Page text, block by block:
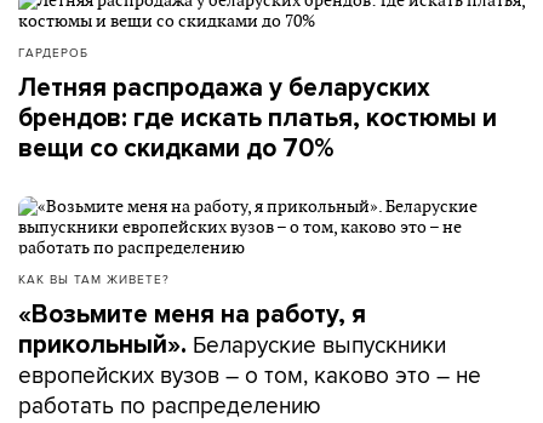
ГАРДЕРОБ
Летняя распродажа у беларуских
брендов: где искать платья, костюмы и
вещи со скидками до 70%
КАК ВЫ ТАМ ЖИВЕТЕ?
«Возьмите меня на работу, я
прикольный». Беларуские выпускники
европейских вузов – о том, каково это – не
работать по распределению